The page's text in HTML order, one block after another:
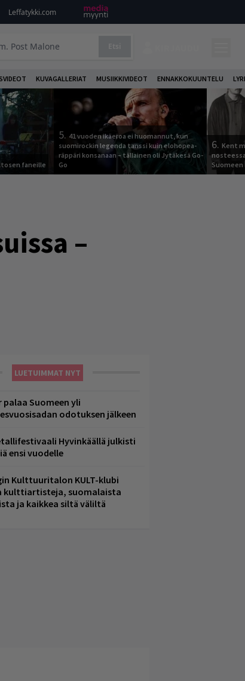
Leffatykki.com
KUVAGALLERIAT MUSIIKKIVIDEOT ENNAKKOKUUNTELU
faneille
5. 41 vuoden ikäeroa ei huomannut, kun
suomirockin legenda tanssi kuin elohopea-
räppäri konsanaan – tällainen oli Jytäkesä Go-
Go
6. Kent
Suomeen
–
LUETUIMMAT NYT
palaa Suomeen yli
odotuksen jälkeen
Hyvinkäällä julkisti
ensi vuodelle
Kulttuuritalon KULT-klubi
kulttiartisteja, suomalaista
ja kaikkea siltä väliltä